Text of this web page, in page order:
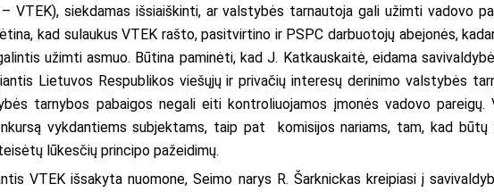
VTEK), siekdamas išsiaiškinti, ar valstybės tarnautoja gali užimti vadovo
kad sulaukus VTEK rašto, pasitvirtino ir PSPC darbuotojų abejonės,
užimti asmuo. Būtina paminėti, kad J. Katkauskaitė, eidama
Lietuvos Respublikos viešųjų ir privačių interesų derinimo valstybės
tarnybos pabaigos negali eiti kontroliuojamos įmonės vadovo
vykdantiems subjektams, taip pat komisijos nariams, tam, kad
lūkesčių principo pažeidimų.
VTEK išsakyta nuomone, Seimo narys R. Šarknickas kreipiasi į